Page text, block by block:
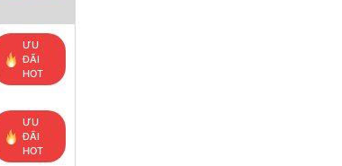
ƯU
ĐÃI
HOT
ƯU
ĐÃI
HOT